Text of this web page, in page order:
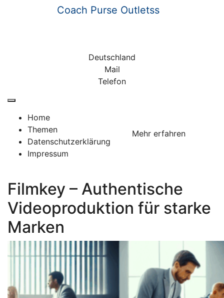
Coach Purse Outletss
Deutschland
Mail
Telefon
Home
Themen
Datenschutzerklärung
Impressum
Mehr erfahren
Filmkey – Authentische
Videoproduktion für starke
Marken